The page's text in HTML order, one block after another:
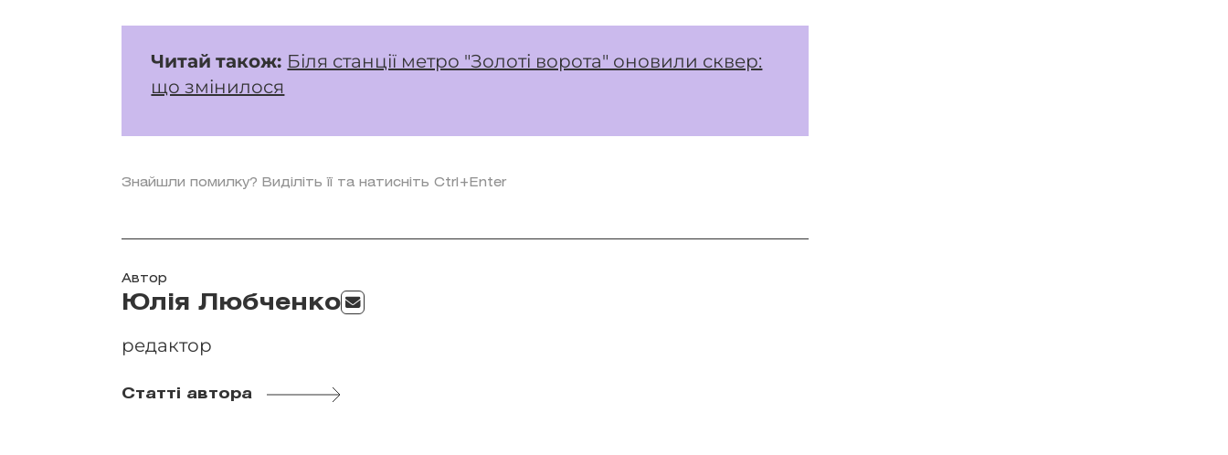
Читай також: Біля станції метро "Золоті ворота" оновили сквер:
що змінилося
Знайшли помилку? Виділіть її та натисніть Ctrl+Enter
Автор
Юлія Любченко
редактор
Статті автора